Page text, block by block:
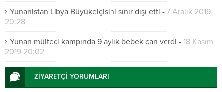
Yunanistan Libya Büyükelçisini sınır dışı etti - 7 Aralık 2019
20:28
Yunan mülteci kampında 9 aylık bebek can verdi - 18 Kasım
2019 20:02
ZİYARETÇİ YORUMLARI